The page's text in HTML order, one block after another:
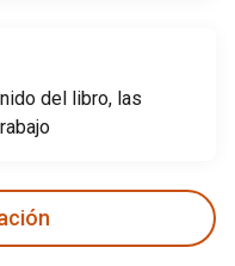
del libro, las